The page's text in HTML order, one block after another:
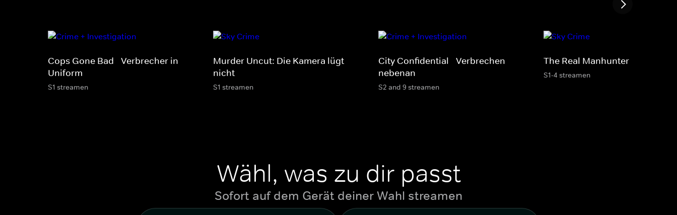
Cops Gone Bad - Verbrecher in
Uniform
S1 streamen
Murder Uncut: Die Kamera lügt
nicht
S1 streamen
City Confidential - Verbrechen
nebenan
S2 and 9 streamen
The Real Manhunter
S1-4 streamen
Wähl, was zu dir passt
Sofort auf dem Gerät deiner Wahl streamen